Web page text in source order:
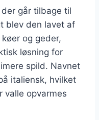
går tilbage til
blev den lavet af
og geder,
løsning for
spild. Navnet
italiensk, hvilket
valle opvarmes